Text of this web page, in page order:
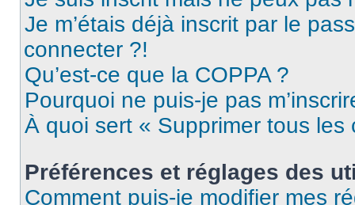
Je m’étais déjà inscrit par le
connecter ?!
Qu’est-ce que la COPPA ?
Pourquoi ne puis-je pas
À quoi sert « Supprimer tous les
Préférences et réglages des
Comment puis-je modifier mes